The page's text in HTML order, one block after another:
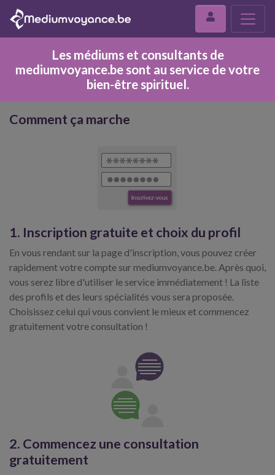
Les médiums et consultants de
mediumvoyance.be sont au service de votre
bien-être spirituel.
Comment ça marche
1. Inscription gratuite et choix du profil
En vous rendant sur la page d'inscription, vous pouvez créer
rapidement votre compte sur mediumvoyance.be. Après quoi,
vous serez libre d'utiliser le service immédiatement ! La liste
des profils et des leurs spécialités vous sera proposée.
Choisissez celui qui vous convient le mieux et commencez
gratuitement votre consultation !
2. Commencez une consultation
gratuitement